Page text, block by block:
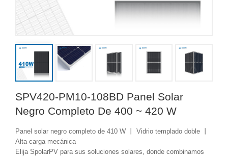
SPV420-PM10-108BD Panel Solar
Negro Completo De 400 ~ 420 W
Panel solar negro completo de 410 W 丨 Vidrio templado doble 丨
Alta carga mecánica
Elija SpolarPV para sus soluciones solares, donde combinamos